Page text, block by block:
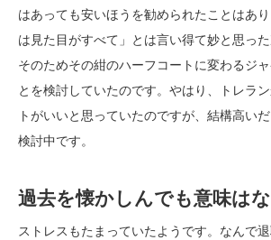
はあっても安いほうを勧められたことはあ
は見た目がすべて」とは言い得て妙と思った
そのためその紺のハーフコートに変わるジ
とを検討していたのです。やはり、トレラ
トがいいと思っていたのですが、結構高い
検討中です。
過去を懐かしんでも意味はな
ストレスもたまっていたようです。なんで